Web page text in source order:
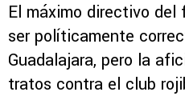
El máximo directivo
ser políticamente
Guadalajara, pero la
tratos contra el club